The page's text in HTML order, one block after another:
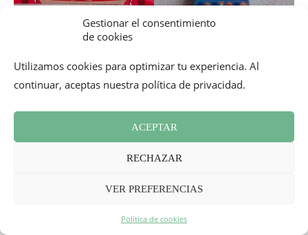
Gestionar el consentimiento
de cookies
Utilizamos cookies para optimizar tu experiencia. Al
continuar, aceptas nuestra política de privacidad.
ACEPTAR
RECHAZAR
VER PREFERENCIAS
Política de cookies
Precio : 29 € (con un tote bag de regalo)
CALENDARIOS DE ADVIENTO
, especializada eninfusiones
de sus 3 productos estrella (un calendario especial para